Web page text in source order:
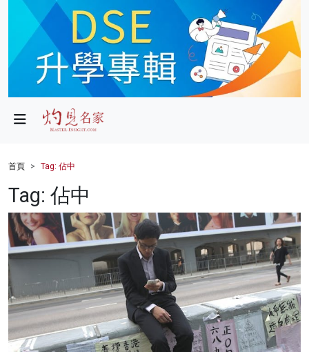
政局
財經
健康
商業
影片
名家榜
首頁 Tag: 佔中
Tag: 佔中